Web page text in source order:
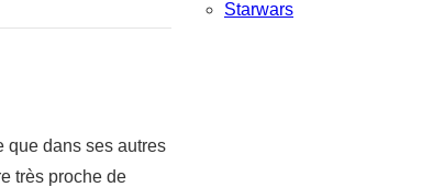
que dans ses autres
très proche de
Starwars